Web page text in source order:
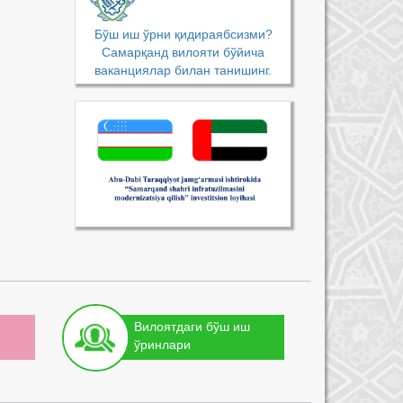
Бўш иш ўрни қидираябсизми?
Самарқанд вилояти бўйича
ваканциялар билан танишинг.
Вилоятдаги бўш иш
ўринлари